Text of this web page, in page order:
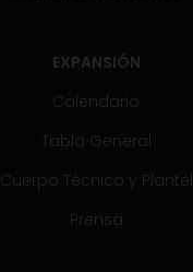
EXPANSIÓN
Calendario
Tabla General
Cuerpo Técnico y Plantel
Prensa